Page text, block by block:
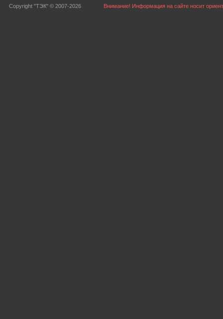
Copyright "ТЭК" © 2007-2026 Внимание! Информация на сайте носит